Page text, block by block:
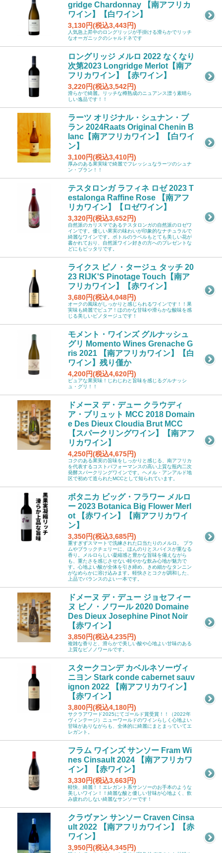
gridge Chardonnay 【南アフリカ
ワイン】【白ワイン】
3,130円(税込3,443円)
人気急上昇中のロングリッジが手掛ける滑らかでリッチ
なオーガニックのシャルドネです
ロングリッジ メルロ 2022 なくなり
次第2023 Longridge Merlot【南ア
フリカワイン】【赤ワイン】
3,220円(税込3,542円)
滑らかで綺麗。リッチな樽熟成のニュアンス漂う素晴ら
しい逸品です！！
ラーツ オリジナル・シュナン・ブ
ラン 2024Raats Original Chenin B
lanc【南アフリカワイン】【白ワイ
ン】
3,100円(税込3,410円)
厚みのある果実味で綺麗でフレッシュなラーツのシュナ
ン・ブラン！！
テスタロンガ ラフィネ ロゼ 2023 T
estalonga Raffine Rose 【南アフ
リカワイン】【ロゼワイン】
3,320円(税込3,652円)
自然派のカリスマであるテスタロンガの自然派のロゼワ
インです。優しい果実の味わいが印象的なナチュラルで
綺麗なワインです。ボトルのラベルもとても美しい花が
書かれており、自然派ワイン好きの方へのプレゼントな
どにもピッタリです。
ライクス ピノ・タージュ タッチ 20
23 RIJK'S Pinotage Touch【南ア
フリカワイン】【赤ワイン】
3,680円(税込4,048円)
オークの風味がしっかりと感じられるワインです！！果
実味も綺麗でピュア！ほのかな甘味や滑らかな酸味を感
じる美しいピノタージュです！
モメント・ワインズ グルナッシュ
グリ Momento Wines Grenache G
ris 2021 【南アフリカワイン】【白
ワイン】残り僅か
4,200円(税込4,620円)
ピュアな果実味！じわじわと旨味を感じるグルナッシ
ュ・グリ！！
ドメーヌ デ・デュー クラウディ
ア・ブリュット MCC 2018 Domain
e Des Dieux Cloudia Brut MCC
【スパークリングワイン】【南アフ
リカワイン】
4,250円(税込4,675円)
コクのある果実の旨味をしっかりと感じる、南アフリカ
を代表するコストパフォーマンスの高い上質な瓶内二次
発酵スパークリングワインです。ヘメル・アンアルド地
区で初めて造られたMCCとして知られています。
ボタニカ ビッグ・フラワー メルロ
ー 2023 Botanica Big Flower Merl
ot 【赤ワイン】【南アフリカワイ
ン】
3,350円(税込3,685円)
重すぎずスマートで洗練された口当たりのメルロ。 プラ
ムやブラックチェリーに、ほんのりとスパイスが重なる
香り。メルロらしい凝縮感と豊かな旨味を備えながら
も、重たさを感じさせない軽やかな飲み心地が魅力で
す。心地よい酸が全体を引き締め、きめ細かなタンニン
がなめらかに溶け込みます。軽快さとコクが調和した、
上品でバランスのよい一本です。
ドメーヌ デ・デュー ジョセフィー
ヌ ピノ・ノワール 2020 Domaine
Des Dieux Josephine Pinot Noir
【赤ワイン】
3,850円(税込4,235円)
複雑な香りと、滑らかで美しい酸や心地よい甘味のある
上質なピノノワールです。
スタークコンデ カベルネソーヴィ
ニヨン Stark conde cabernet sauv
ignon 2022 【南アフリカワイン】
【赤ワイン】
3,800円(税込4,180円)
サクラアワード2025にてゴールド賞受賞！！（2022年
ヴィンテージ）ニューワールドのワインらしく心地よい
甘味がありながらも、全体的に綺麗にまとまっていてエ
レガント。
フラム ワインズ サンソー Fram Wi
nes Cinsault 2024 【南アフリカワ
イン】【赤ワイン】
3,330円(税込3,663円)
軽快、綺麗！！エレガント系サンソーのお手本のような
美しいワイン！！綺麗な酸と優しい甘味が心地よく、飲
み疲れのしない綺麗なサンソーです！
クラヴァン サンソー Craven Cinsa
ult 2022 【南アフリカワイン】【赤
ワイン】
3,950円(税込4,345円)